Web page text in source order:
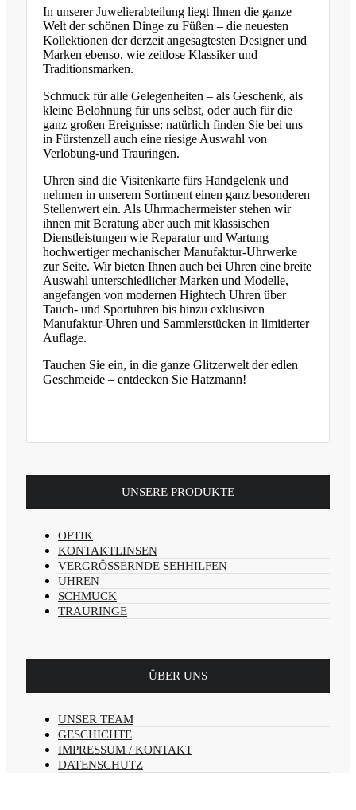
In unserer Juwelierabteilung liegt Ihnen die ganze
Welt der schönen Dinge zu Füßen – die neuesten
Kollektionen der derzeit angesagtesten Designer und
Marken ebenso, wie zeitlose Klassiker und
Traditionsmarken.
Schmuck für alle Gelegenheiten – als Geschenk, als
kleine Belohnung für uns selbst, oder auch für die
ganz großen Ereignisse: natürlich finden Sie bei uns
in Fürstenzell auch eine riesige Auswahl von
Verlobung-und Trauringen.
Uhren sind die Visitenkarte fürs Handgelenk und
nehmen in unserem Sortiment einen ganz besonderen
Stellenwert ein. Als Uhrmachermeister stehen wir
ihnen mit Beratung aber auch mit klassischen
Dienstleistungen wie Reparatur und Wartung
hochwertiger mechanischer Manufaktur-Uhrwerke
zur Seite. Wir bieten Ihnen auch bei Uhren eine breite
Auswahl unterschiedlicher Marken und Modelle,
angefangen von modernen Hightech Uhren über
Tauch- und Sportuhren bis hinzu exklusiven
Manufaktur-Uhren und Sammlerstücken in limitierter
Auflage.
Tauchen Sie ein, in die ganze Glitzerwelt der edlen
Geschmeide – entdecken Sie Hatzmann!
UNSERE PRODUKTE
OPTIK
KONTAKTLINSEN
VERGRÖSSERNDE SEHHILFEN
UHREN
SCHMUCK
TRAURINGE
ÜBER UNS
UNSER TEAM
GESCHICHTE
IMPRESSUM / KONTAKT
DATENSCHUTZ